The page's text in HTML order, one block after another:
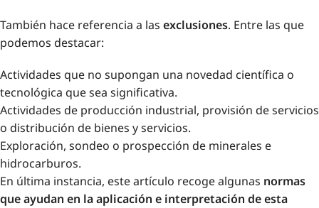
También hace referencia a las exclusiones. Entre las que
podemos destacar:
Actividades que no supongan una novedad científica o
tecnológica que sea significativa.
Actividades de producción industrial, provisión de servicios
o distribución de bienes y servicios.
Exploración, sondeo o prospección de minerales e
hidrocarburos.
En última instancia, este artículo recoge algunas normas
que ayudan en la aplicación e interpretación de esta